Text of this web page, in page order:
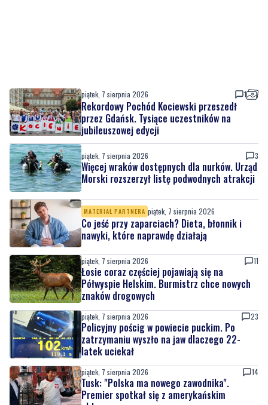
piątek, 7 sierpnia 2026 1
Rekordowy Pochód Kociewski przeszedł
przez Gdańsk. Tysiące uczestników na
jubileuszowej edycji
piątek, 7 sierpnia 2026 3
Więcej wraków dostępnych dla nurków. Urząd
Morski rozszerzył listę podwodnych atrakcji
MATERIAŁ PARTNERA piątek, 7 sierpnia 2026
Co jeść przy zaparciach? Dieta, błonnik i
nawyki, które naprawdę działają
piątek, 7 sierpnia 2026 11
Łosie coraz częściej pojawiają się na
Półwyspie Helskim. Burmistrz chce nowych
znaków drogowych
piątek, 7 sierpnia 2026 23
Policyjny pościg w powiecie puckim. Po
zatrzymaniu wyszło na jaw dlaczego 22-
latek uciekał
piątek, 7 sierpnia 2026 14
Tusk: "Polska ma nowego zawodnika".
Premier spotkał się z amerykańskim